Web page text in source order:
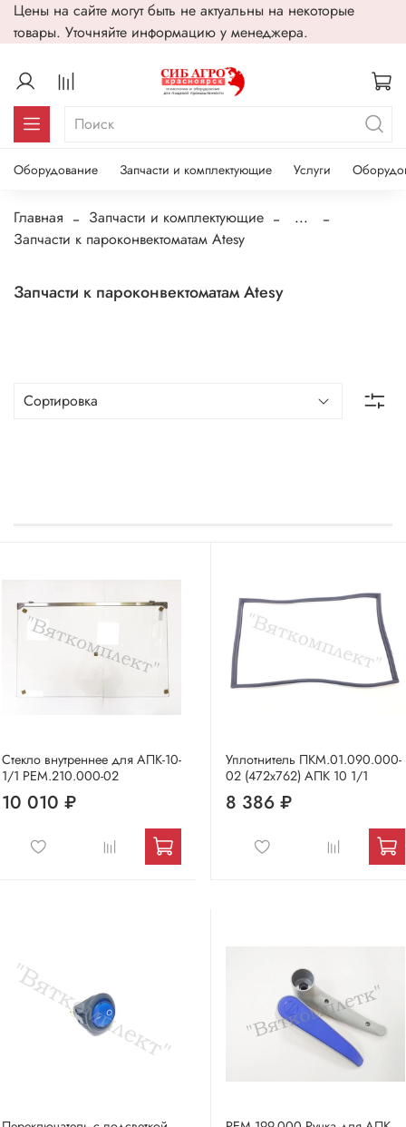
Цены на сайте могут быть не актуальны на некоторые
товары. Уточняйте информацию у менеджера.
Оборудование Запчасти и комплектующие Услуги
Главная Запчасти и комплектующие
...
Запчасти к пароконвектоматам Atesy
Запчасти к пароконвектоматам Atesy
Стекло внутреннее для АПК-10-
1/1 РЕМ.210.000-02
10 010 ₽
Уплотнитель ПКМ.01.090.000-
02 (472х762) АПК 10 1/1
8 386 ₽